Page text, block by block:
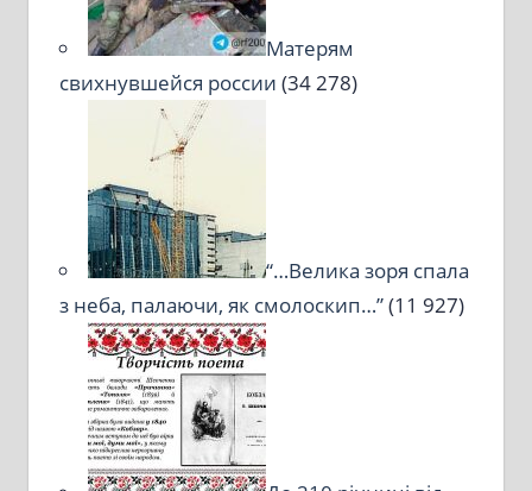
Матерям
свихнувшейся россии (34 278)
“…Велика зоря спала
з неба, палаючи, як смолоскип…”(11 927)